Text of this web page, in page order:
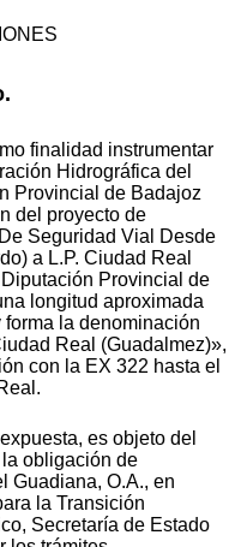
finalidad instrumentar
Hidrográfica del
Provincial de Badajoz
del proyecto de
Seguridad Vial Desde
a L.P. Ciudad Real
Provincial de
longitud aproximada
la denominación
Real (Guadalmez)»,
con la EX 322 hasta el
es objeto del
obligación de
Guadiana, O.A., en
la Transición
Secretaría de Estado